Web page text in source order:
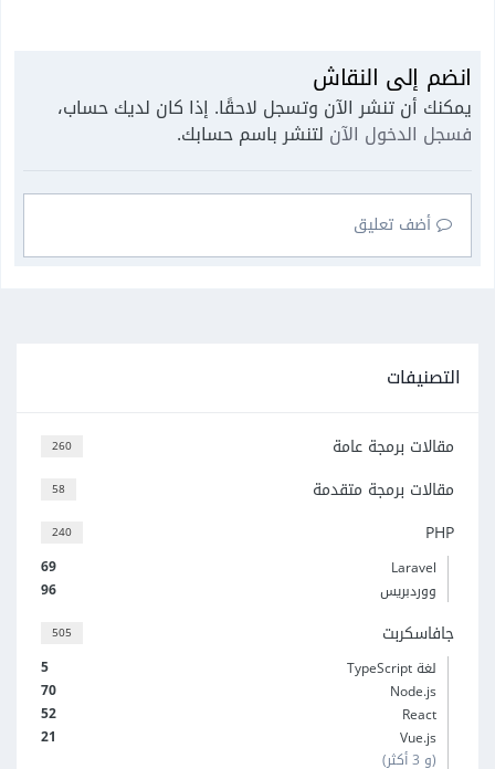
انضم إلى النقاش
يمكنك أن تنشر الآن وتسجل لاحقًا. إذا كان لديك حساب،
فسجل الدخول الآن لتنشر باسم حسابك.
أضف تعليق
التصنيفات
260 مقالات برمجة عامة
58 مقالات برمجة متقدمة
240 PHP
69
Laravel
96
ووردبريس
505 جافاسكربت
5
لغة TypeScript
70
Node.js
52
React
21
Vue.js
(و 3 أكثر)